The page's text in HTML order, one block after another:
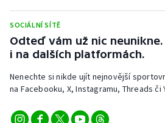
SOCIÁLNÍ SÍTĚ
Odteď vám už nic
i na dalších platformách.
Nenechte si nikde ujít nejnovější
na Facebooku, X, Instagramu, Threads či